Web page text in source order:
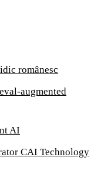
românesc
augmented
AI
CAI Technology